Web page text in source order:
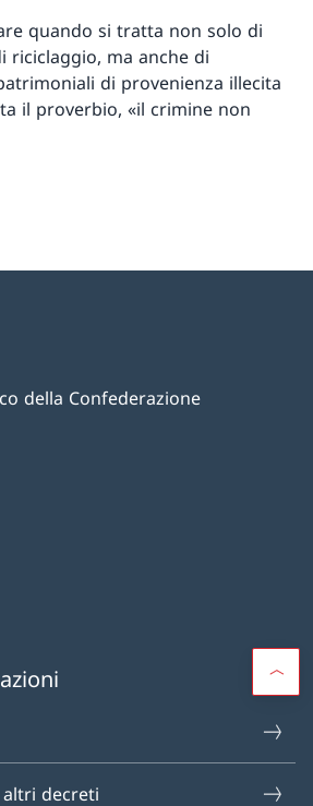
quando si tratta non solo di
riciclaggio, ma anche di
di provenienza illecita
il proverbio, «il crimine non
della Confederazione
altri decreti